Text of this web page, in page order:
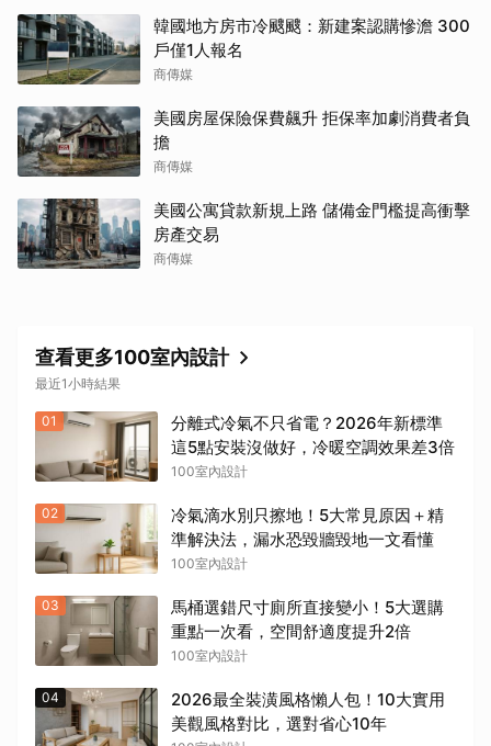
韓國地方房市冷颼颼：新建案認購慘澹 300
戶僅1人報名
商傳媒
美國房屋保險保費飆升 拒保率加劇消費者負
擔
商傳媒
美國公寓貸款新規上路 儲備金門檻提高衝擊
房產交易
商傳媒
查看更多100室內設計
最近1小時結果
01
分離式冷氣不只省電？2026年新標準
這5點安裝沒做好，冷暖空調效果差3倍
100室內設計
02
冷氣滴水別只擦地！5大常見原因＋精
準解決法，漏水恐毀牆毀地一文看懂
100室內設計
03
馬桶選錯尺寸廁所直接變小！5大選購
重點一次看，空間舒適度提升2倍
100室內設計
04
2026最全裝潢風格懶人包！10大實用
美觀風格對比，選對省心10年